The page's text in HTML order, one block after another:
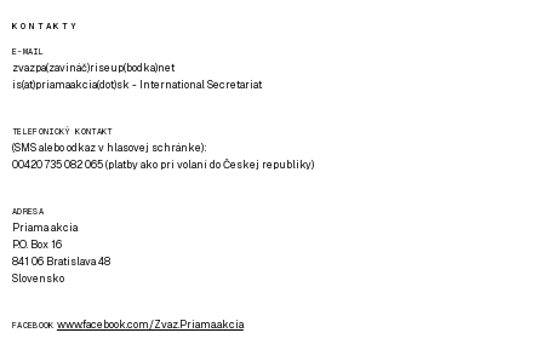
KONTAKTY
E-MAIL
zvazpa(zavináč)riseup(bodka)net
is(at)priamaakcia(dot)sk - International Secretariat
TELEFONICKÝ KONTAKT
(SMS alebo odkaz v hlasovej schránke):
00420 735 082 065 (platby ako pri volaní do Českej republiky)
ADRESA
Priama akcia
P.O. Box 16
841 06 Bratislava 48
Slovensko
FACEBOOK www.facebook.com/Zvaz.Priama.akcia